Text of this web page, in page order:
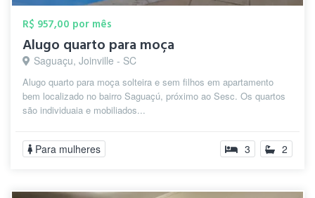
R$ 957,00 por mês
Alugo quarto para moça
Saguaçu, Joinville - SC
Alugo quarto para moça solteira e sem filhos em apartamento
bem localizado no bairro Saguaçú, próximo ao Sesc. Os quartos
são individuaia e mobiliados...
Para mulheres 3 2